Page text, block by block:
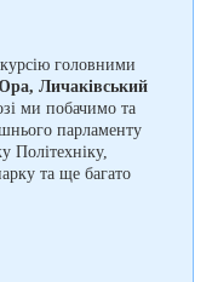
головними
Личаківський
ми побачимо та
парламенту
Політехніку,
та ще багато